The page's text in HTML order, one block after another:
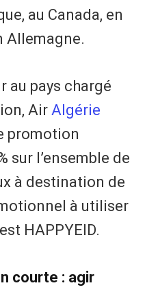
au Canada, en
Allemagne.
au pays chargé
Air Algérie
promotion
sur l’ensemble de
à destination de
à utiliser
HAPPYEID.
courte : agir